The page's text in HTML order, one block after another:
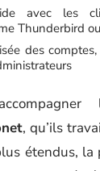
avec les
Thunderbird
des
, qu’ils
étendus,